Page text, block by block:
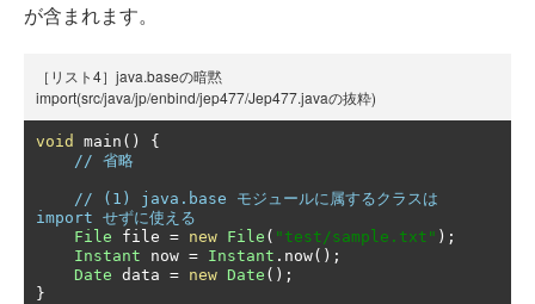
が含まれます。
［リスト4］java.baseの暗黙
import(src/java/jp/enbind/jep477/Jep477.javaの抜粋)
void main ()
{
// 省略
// (1) java.base モジュールに属するクラスは
import せずに使える
File file = new File ( "test/sample.txt" );
Instant now = Instant . now();
Date data = new Date ();
}